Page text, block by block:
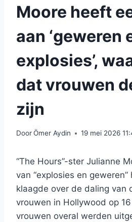
Moore heeft
aan ‘geweren
explosies’,
dat vrouwen
zijn
DoorÖmer Aydin 19 mei 2026
“The Hours”-ster Julianne
van “explosies en
klaagde over de daling van
vrouwen in Hollywood op
vrouwen overal werden